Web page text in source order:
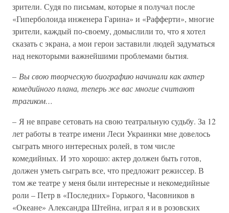
зрители. Судя по письмам, которые я получал после
«Гиперболоида инженера Гарина» и «Рафферти», многие
зрители, каждый по-своему, домыслили то, что я хотел
сказать с экрана, а мои герои заставили людей задуматься
над некоторыми важнейшими проблемами бытия.
– Вы свою творческую биографию начинали как актер
комедийного плана, теперь же вас многие считают
трагиком…
– Я не вправе сетовать на свою театральную судьбу. За 12
лет работы в театре имени Леси Украинки мне довелось
сыграть много интересных ролей, в том числе
комедийных. И это хорошо: актер должен быть готов,
должен уметь сыграть все, что предложит режиссер. В
том же театре у меня были интересные и некомедийные
роли – Петр в «Последних» Горького, Часовников в
«Океане» Александра Штейна, играл я и в розовских